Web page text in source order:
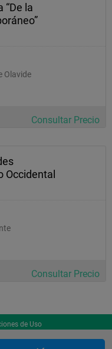
“De la
Olavide
Consultar Precio
Occidental
Consultar Precio
de Uso